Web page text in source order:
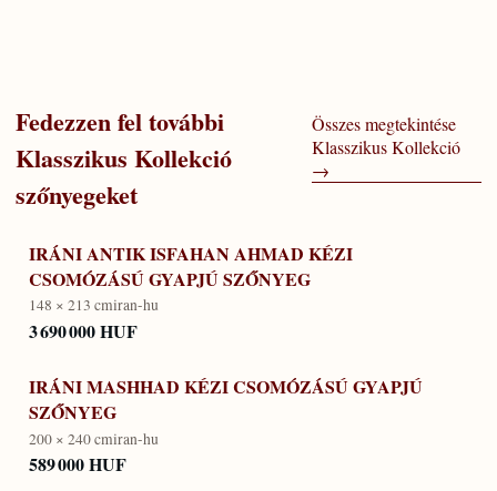
Fedezzen fel további
Klasszikus Kollekció
szőnyegeket
Összes megtekintése
Klasszikus Kollekció
→
IRÁNI ANTIK ISFAHAN AHMAD KÉZI
CSOMÓZÁSÚ GYAPJÚ SZŐNYEG
148 × 213 cmiran-hu
3 690 000 HUF
IRÁNI MASHHAD KÉZI CSOMÓZÁSÚ GYAPJÚ
SZŐNYEG
200 × 240 cmiran-hu
589 000 HUF